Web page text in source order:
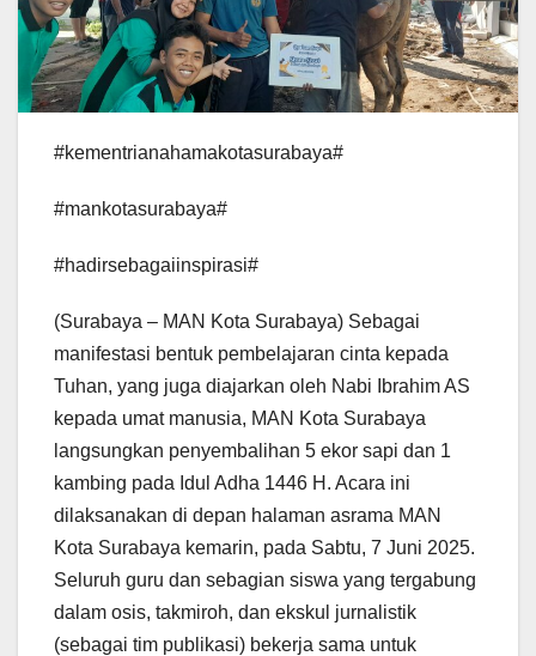
#kementrianahamakotasurabaya#
#mankotasurabaya#
#hadirsebagaiinspirasi#
(Surabaya – MAN Kota Surabaya) Sebagai
manifestasi bentuk pembelajaran cinta kepada
Tuhan, yang juga diajarkan oleh Nabi Ibrahim AS
kepada umat manusia, MAN Kota Surabaya
langsungkan penyembalihan 5 ekor sapi dan 1
kambing pada Idul Adha 1446 H. Acara ini
dilaksanakan di depan halaman asrama MAN
Kota Surabaya kemarin, pada Sabtu, 7 Juni 2025.
Seluruh guru dan sebagian siswa yang tergabung
dalam osis, takmiroh, dan ekskul jurnalistik
(sebagai tim publikasi) bekerja sama untuk